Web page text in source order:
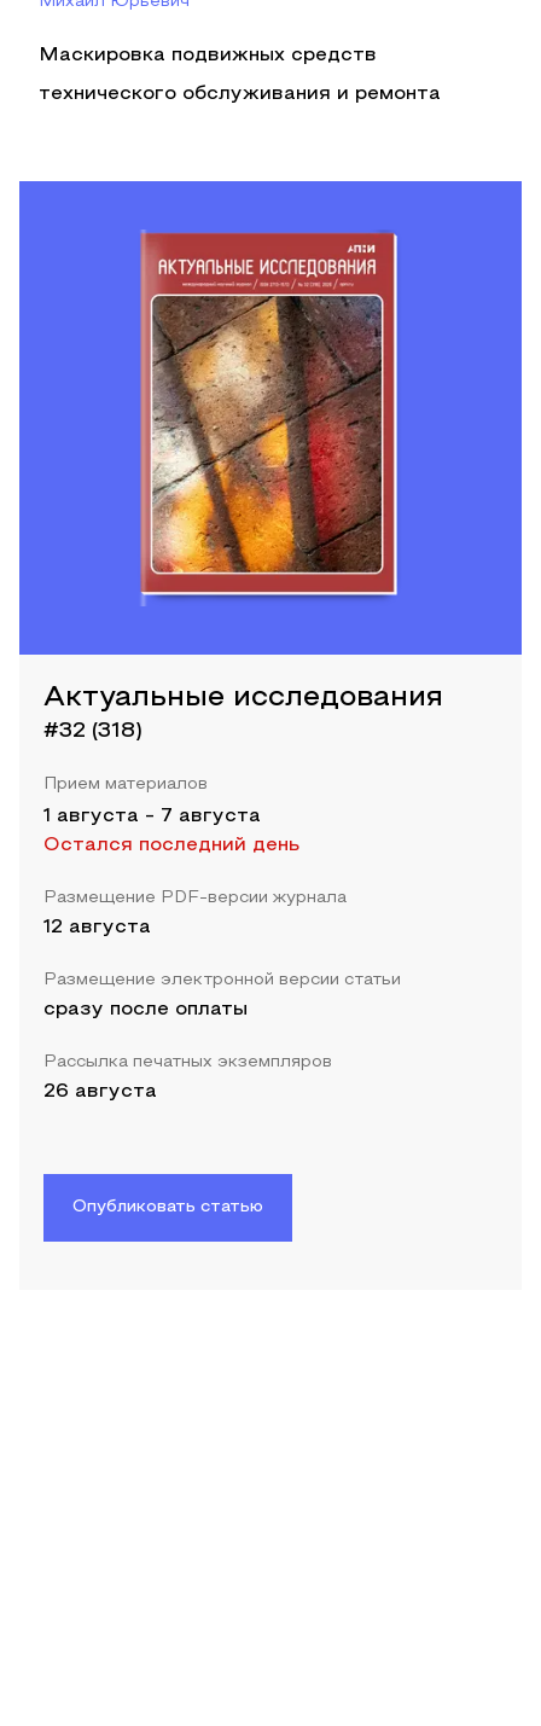
Маскировка подвижных средств
технического обслуживания и ремонта
Актуальные исследования
#32 (318)
Прием материалов
1 августа - 7 августа
Остался последний день
Размещение PDF-версии журнала
12 августа
Размещение электронной версии статьи
сразу после оплаты
Рассылка печатных экземпляров
26 августа
Опубликовать статью